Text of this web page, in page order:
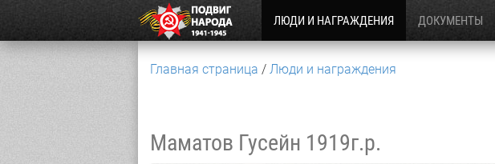
ЛЮДИ И НАГРАЖДЕНИЯ ДОКУМЕНТЫ
Главная страница Люди и награждения
Маматов Гусейн 1919г.р.